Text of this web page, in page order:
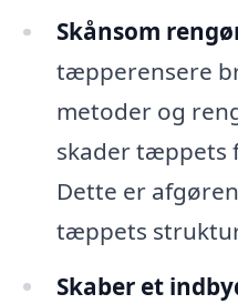
Skånsom
tæpperensere
metoder og
skader tæppets
Dette er
tæppets
Skaber et